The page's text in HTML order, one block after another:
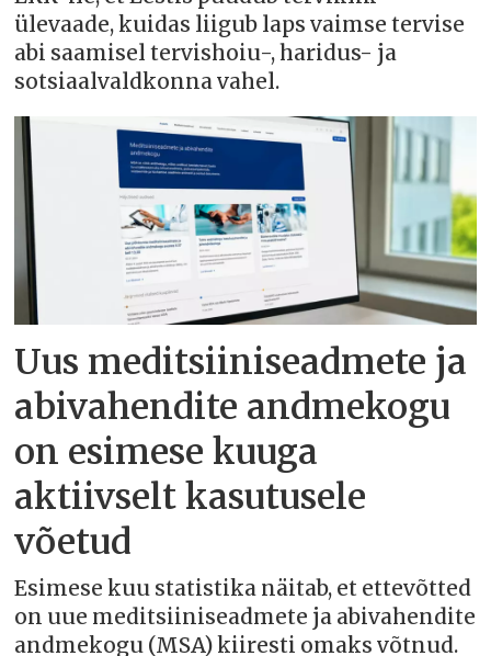
ülevaade, kuidas liigub laps vaimse tervise
abi saamisel tervishoiu-, haridus- ja
sotsiaalvaldkonna vahel.
Uus meditsiiniseadmete ja
abivahendite andmekogu
on esimese kuuga
aktiivselt kasutusele
võetud
Esimese kuu statistika näitab, et ettevõtted
on uue meditsiiniseadmete ja abivahendite
andmekogu (MSA) kiiresti omaks võtnud.